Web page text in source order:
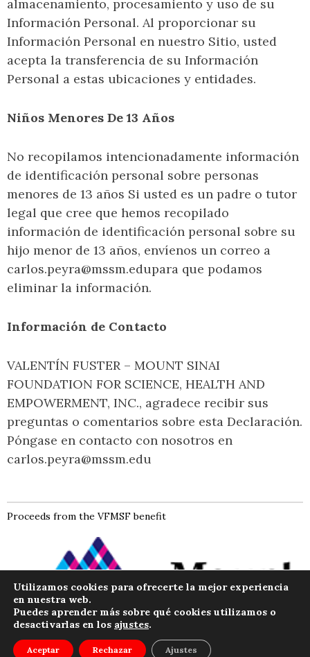
almacenamiento, procesamiento y uso de su
Información Personal. Al proporcionar su
Información Personal en nuestro Sitio, usted
acepta la transferencia de su Información
Personal a estas ubicaciones y entidades.
Niños Menores De 13 Años
No recopilamos intencionadamente información
de identificación personal sobre personas
menores de 13 años Si usted es un padre o tutor
legal que cree que hemos recopilado
información de identificación personal sobre su
hijo menor de 13 años, envíenos un correo a
carlos.peyra@mssm.edupara que podamos
eliminar la información.
Información de Contacto
VALENTÍN FUSTER – MOUNT SINAI
FOUNDATION FOR SCIENCE, HEALTH AND
EMPOWERMENT, INC., agradece recibir sus
preguntas o comentarios sobre esta Declaración.
Póngase en contacto con nosotros en
carlos.peyra@mssm.edu
Proceeds from the VFMSF benefit
Menú
Utilizamos cookies para ofrecerte la mejor experiencia
en nuestra web.
Puedes aprender más sobre qué cookies utilizamos o
desactivarlas en los ajustes.
Aceptar Rechazar Ajustes